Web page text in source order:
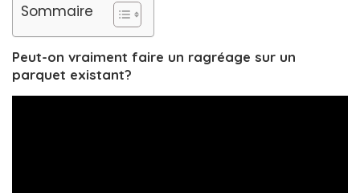
Sommaire
Peut-on vraiment faire un ragréage sur un
parquet existant?